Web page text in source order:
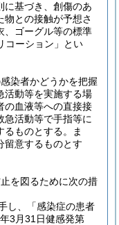
に基づき、創傷のあ
物との接触が予想さ
、ゴーグル等の標準
コーション」とい
染者かどうかを把握
活動等を実施する場
の血液等への直接接
急活動等で手指等に
ものとする。
ま
留意するものとす
を図るために次の措
し、「感染症の患者
3月31日健感発第